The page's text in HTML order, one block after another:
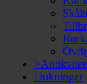
Dukningar